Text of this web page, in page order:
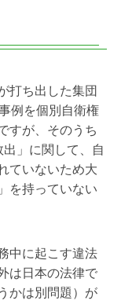
打ち出した集団
例を個別自衛権
すが、そのうち
」に関して、自
ていないため大
を持っていない
中に起こす違法
は日本の法律で
かは別問題）が